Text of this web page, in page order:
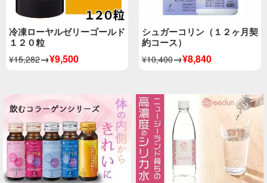
冷凍ローヤルゼリーゴールド
１２０粒
¥15,282→¥9,500
シュガーコリン（１２ヶ月契
約コース）
¥10,400→¥8,840